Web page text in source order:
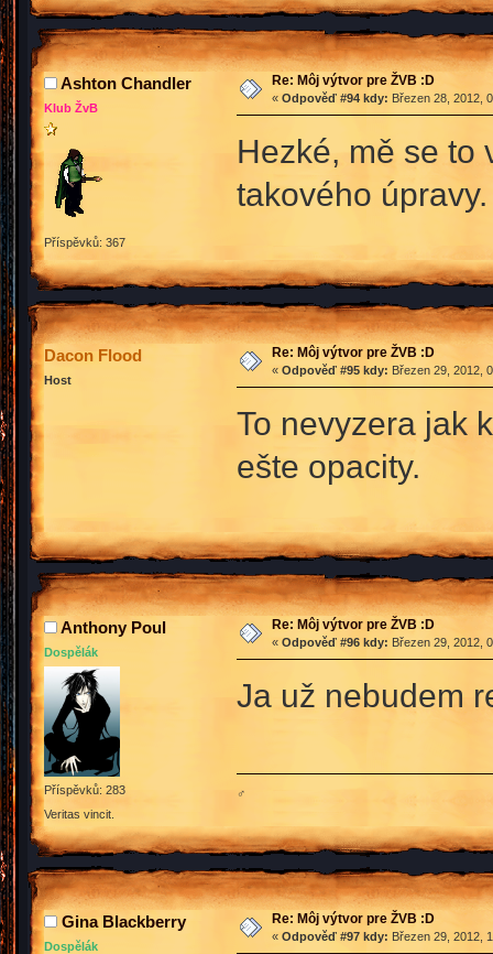
Ashton Chandler
Klub ŽvB
Příspěvků: 367
Re: Môj výtvor pre ŽVB :D
« Odpověď #94 kdy: Březen 28, 2012,
Hezké, mě se to
takového
Dacon Flood
Host
Re: Môj výtvor pre ŽVB :D
« Odpověď #95 kdy: Březen 29, 2012,
To nevyzera jak
ešte opacity.
Anthony Poul
Dospělák
Příspěvků: 283
Veritas vincit.
Re: Môj výtvor pre ŽVB :D
« Odpověď #96 kdy: Březen 29, 2012,
Ja už nebudem
♂
Gina Blackberry
Dospělák
Re: Môj výtvor pre ŽVB :D
« Odpověď #97 kdy: Březen 29, 2012,